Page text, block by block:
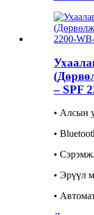
– SPF
• Алсын
•
•
• Эрүүл
•